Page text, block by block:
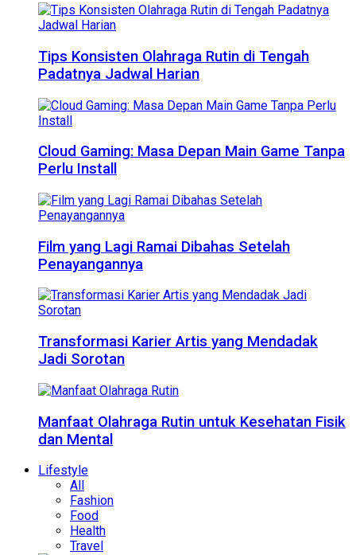
Tips Konsisten Olahraga Rutin di Tengah
Padatnya Jadwal Harian
Cloud Gaming: Masa Depan Main Game Tanpa
Perlu Install
Film yang Lagi Ramai Dibahas Setelah
Penayangannya
Transformasi Karier Artis yang Mendadak
Jadi Sorotan
Manfaat Olahraga Rutin untuk Kesehatan Fisik
dan Mental
Lifestyle
All
Fashion
Food
Health
Travel